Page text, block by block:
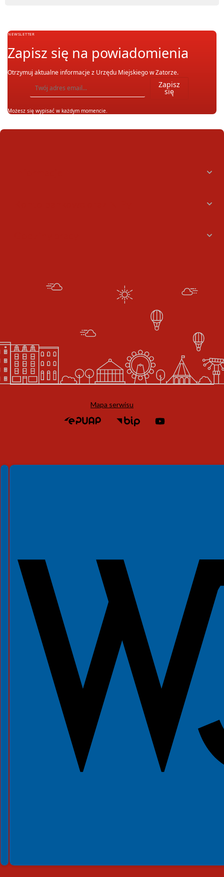
NEWSLETTER
Zapisz się na powiadomienia
Otrzymuj aktualne informacje z Urzędu Miejskiego w Zatorze.
Zapisz
się
Możesz się wypisać w każdym momencie.
Mapa serwisu
Spełniamy standardy WCAG 2.2
Spełniamy standardy W3C